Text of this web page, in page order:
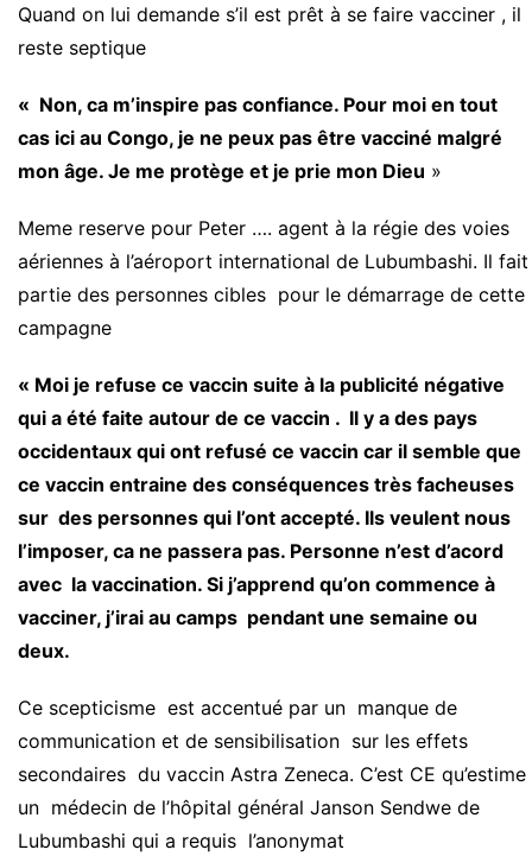
Quand on lui demande s’il est prêt à se faire vacciner , il
reste septique
« Non, ca m’inspire pas confiance. Pour moi en tout
cas ici au Congo, je ne peux pas être vacciné malgré
mon âge. Je me protège et je prie mon Dieu »
Meme reserve pour Peter …. agent à la régie des voies
aériennes à l’aéroport international de Lubumbashi. Il fait
partie des personnes cibles pour le démarrage de cette
campagne
« Moi je refuse ce vaccin suite à la publicité négative
qui a été faite autour de ce vaccin . Il y a des pays
occidentaux qui ont refusé ce vaccin car il semble que
ce vaccin entraine des conséquences très facheuses
sur des personnes qui l’ont accepté. Ils veulent nous
l’imposer, ca ne passera pas. Personne n’est d’acord
avec la vaccination. Si j’apprend qu’on commence à
vacciner, j’irai au camps pendant une semaine ou
deux.
Ce scepticisme est accentué par un manque de
communication et de sensibilisation sur les effets
secondaires du vaccin Astra Zeneca. C’est CE qu’estime
un médecin de l’hôpital général Janson Sendwe de
Lubumbashi qui a requis l’anonymat